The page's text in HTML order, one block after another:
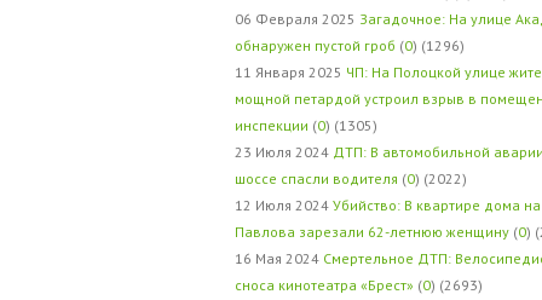
06 Февраля 2025 Загадочное: На улице
обнаружен пустой гроб (0) (1296)
11 Января 2025 ЧП: На Полоцкой улице
мощной петардой устроил взрыв в
инспекции (0) (1305)
23 Июля 2024 ДТП: В автомобильной
шоссе спасли водителя (0) (2022)
12 Июля 2024 Убийство: В квартире дома
Павлова зарезали 62-летнюю женщину (0)
16 Мая 2024 Смертельное ДТП:
сноса кинотеатра «Брест» (0) (2693)